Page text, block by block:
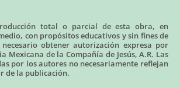
total o parcial de esta obra, en
con propósitos educativos y sin fines de
obtener autorización expresa por
Mexicana de la Compañía de Jesús, A.R. Las
por los autores no necesariamente reflejan
de la publicación.